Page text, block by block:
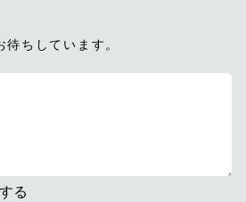
待ちしています。
る